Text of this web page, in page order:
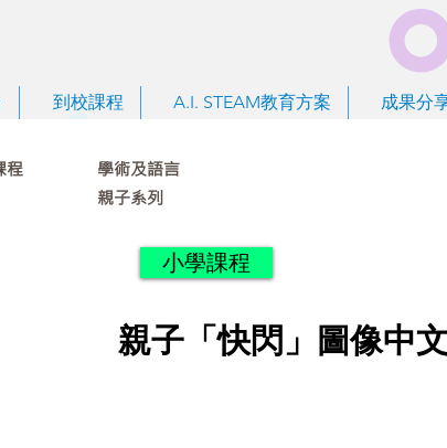
到校課程 A.I. STEAM教育方案 成果分
程
親子系列
學術及語言
小學課程
親子「快閃」圖像中